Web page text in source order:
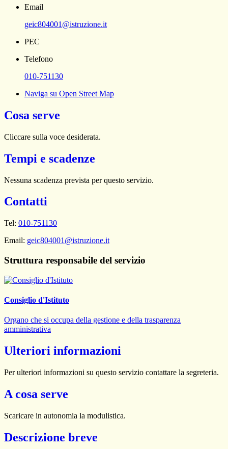
Email
geic804001@istruzione.it
PEC
Telefono
010-751130
Naviga su Open Street Map
Cosa serve
Cliccare sulla voce desiderata.
Tempi e scadenze
Nessuna scadenza prevista per questo servizio.
Contatti
Tel: 010-751130
Email: geic804001@istruzione.it
Struttura responsabile del servizio
Consiglio d'Istituto
Organo che si occupa della gestione e della trasparenza
amministrativa
Ulteriori informazioni
Per ulteriori informazioni su questo servizio contattare la segreteria.
A cosa serve
Scaricare in autonomia la modulistica.
Descrizione breve